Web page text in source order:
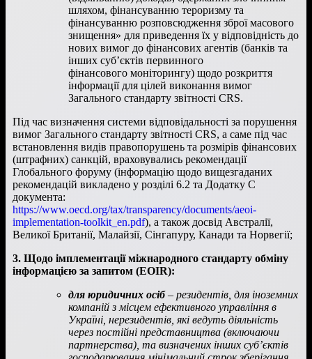
шляхом, фінансуванню тероризму та
фінансуванню розповсюдження зброї масового
знищення» для приведення їх у відповідність до
нових вимог до фінансових агентів (банків та
інших суб’єктів первинного
фінансового моніторингу) щодо розкриття
інформації для цілей виконання вимог
Загального стандарту звітності CRS.
Під час визначення системи відповідальності за порушення
вимог Загального стандарту звітності CRS, а саме під час
встановлення видів правопорушень та розмірів фінансових
(штрафних) санкцій, враховувались рекомендації
Глобального форуму (інформацію щодо вищезгаданих
рекомендацій викладено у розділі 6.2 та Додатку С
документа:
https://www.oecd.org/tax/transparency/documents/aeoi-
implementation-toolkit_en.pdf), а також досвід Австралії,
Великої Британії, Малайзії, Сінгапуру, Канади та Норвегії;
3. Щодо імплементації міжнародного стандарту обміну
інформацією за запитом (EOIR):
для юридичних осіб– резидентів, для іноземних
компаній з місцем ефективного управління в
Україні, нерезидентів, які ведуть діяльність
через постійні представництва (включаючи
партнерства), та визначених інших суб’єктів